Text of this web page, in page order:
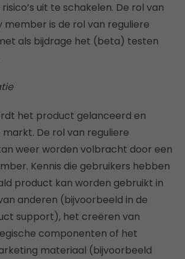
uit te schakelen. De rol van
member is de rol van reguliere
als bijdrage het (beta) testen
het product gelanceerd en
De rol van reguliere
weer worden volbracht door een
Kennis die gebruikers hebben
product kan worden gebruikt in
anderen (bijvoorbeeld in de
support), het creëren van
componenten of het
materiaal (bijvoorbeeld